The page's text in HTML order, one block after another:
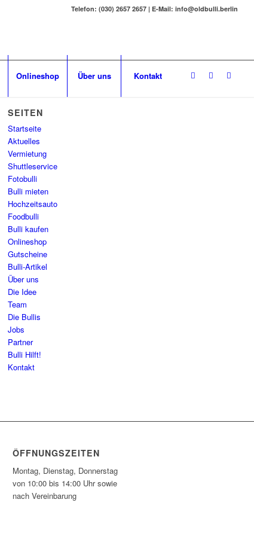
Telefon: (030) 2657 2657 | E-Mail: info@oldbulli.berlin
Onlineshop Über uns Kontakt
SEITEN
Startseite
Aktuelles
Vermietung
Shuttleservice
Fotobulli
Bulli mieten
Hochzeitsauto
Foodbulli
Bulli kaufen
Onlineshop
Gutscheine
Bulli-Artikel
Über uns
Die Idee
Team
Die Bullis
Jobs
Partner
Bulli Hilft!
Kontakt
ÖFFNUNGSZEITEN
Montag, Dienstag, Donnerstag
von 10:00 bis 14:00 Uhr sowie
nach Vereinbarung